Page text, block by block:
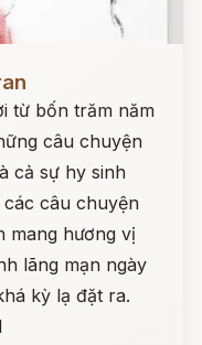
từ bốn trăm năm
câu chuyện
cả sự hy sinh
câu chuyện
mang hương vị
lãng mạn ngày
kỳ lạ đặt ra.